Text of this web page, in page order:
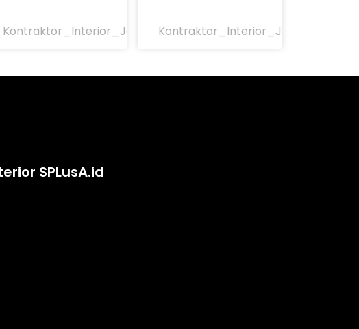
Kontraktor_Interior_JakartaKontraktor_Interior_Jakarta
SPLusA.id